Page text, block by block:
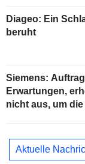
Diageo: Ein
beruht
Siemens:
Erwartungen,
nicht aus, um
Aktuelle